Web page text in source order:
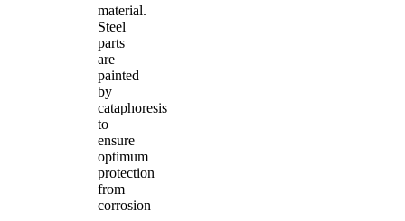
material.
Steel
parts
are
painted
by
cataphoresis
to
ensure
optimum
protection
from
corrosion